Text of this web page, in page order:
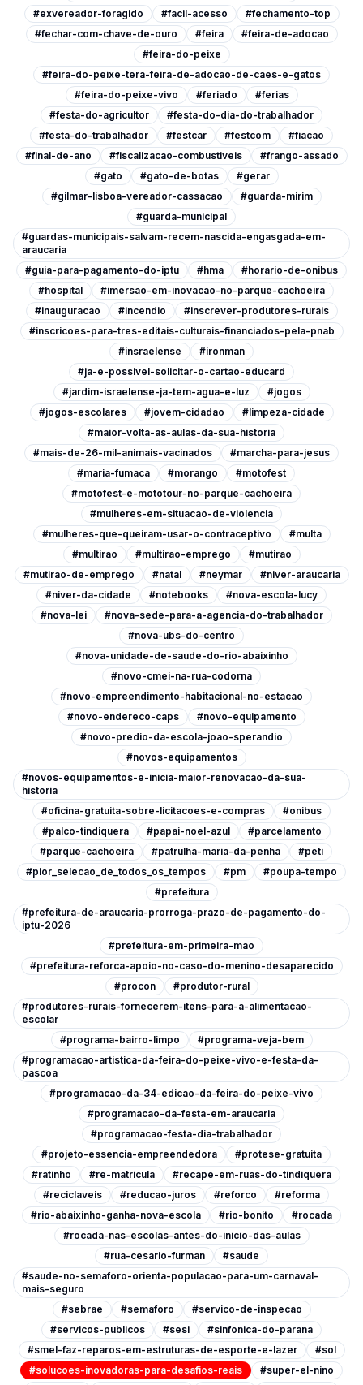
#exvereador-foragido
#facil-acesso
#fechamento-top
#fechar-com-chave-de-ouro
#feira
#feira-de-adocao
#feira-do-peixe
#feira-do-peixe-tera-feira-de-adocao-de-caes-e-gatos
#feira-do-peixe-vivo
#feriado
#ferias
#festa-do-agricultor
#festa-do-dia-do-trabalhador
#festa-do-trabalhador
#festcar #festcom
#fiacao
#final-de-ano
#fiscalizacao-combustiveis
#frango-assado
#gato
#gato-de-botas
#gerar
#gilmar-lisboa-vereador-cassacao
#guarda-mirim
#guarda-municipal
#guardas-municipais-salvam-recem-nascida-engasgada-em-
araucaria
#guia-para-pagamento-do-iptu
#hma
#horario-de-onibus
#hospital
#imersao-em-inovacao-no-parque-cachoeira
#inauguracao
#incendio
#inscrever-produtores-rurais
#inscricoes-para-tres-editais-culturais-financiados-pela-pnab
#insraelense
#ironman
#ja-e-possivel-solicitar-o-cartao-educard
#jardim-israelense-ja-tem-agua-e-luz
#jogos
#jogos-escolares
#jovem-cidadao
#limpeza-cidade
#maior-volta-as-aulas-da-sua-historia
#mais-de-26-mil-animais-vacinados
#marcha-para-jesus
#maria-fumaca
#morango
#motofest
#motofest-e-mototour-no-parque-cachoeira
#mulheres-em-situacao-de-violencia
#mulheres-que-queiram-usar-o-contraceptivo
#multa
#multirao
#multirao-emprego
#mutirao
#mutirao-de-emprego
#natal #neymar
#niver-araucaria
#niver-da-cidade
#notebooks
#nova-escola-lucy
#nova-lei
#nova-sede-para-a-agencia-do-trabalhador
#nova-ubs-do-centro
#nova-unidade-de-saude-do-rio-abaixinho
#novo-cmei-na-rua-codorna
#novo-empreendimento-habitacional-no-estacao
#novo-endereco-caps
#novo-equipamento
#novo-predio-da-escola-joao-sperandio
#novos-equipamentos
#novos-equipamentos-e-inicia-maior-renovacao-da-sua-
historia
#oficina-gratuita-sobre-licitacoes-e-compras
#onibus
#palco-tindiquera
#papai-noel-azul
#parcelamento
#parque-cachoeira
#patrulha-maria-da-penha
#peti
#pior_selecao_de_todos_os_tempos
#pm
#poupa-tempo
#prefeitura
#prefeitura-de-araucaria-prorroga-prazo-de-pagamento-do-
iptu-2026
#prefeitura-em-primeira-mao
#prefeitura-reforca-apoio-no-caso-do-menino-desaparecido
#procon
#produtor-rural
#produtores-rurais-fornecerem-itens-para-a-alimentacao-
escolar
#programa-bairro-limpo
#programa-veja-bem
#programacao-artistica-da-feira-do-peixe-vivo-e-festa-da-
pascoa
#programacao-da-34-edicao-da-feira-do-peixe-vivo
#programacao-da-festa-em-araucaria
#programacao-festa-dia-trabalhador
#projeto-essencia-empreendedora
#protese-gratuita
#ratinho
#re-matricula
#recape-em-ruas-do-tindiquera
#reciclaveis
#reducao-juros #reforco
#reforma
#rio-abaixinho-ganha-nova-escola
#rio-bonito
#rocada
#rocada-nas-escolas-antes-do-inicio-das-aulas
#rua-cesario-furman
#saude
#saude-no-semaforo-orienta-populacao-para-um-carnaval-
mais-seguro
#sebrae
#semaforo
#servico-de-inspecao
#servicos-publicos
#sesi
#sinfonica-do-parana
#smel-faz-reparos-em-estruturas-de-esporte-e-lazer
#sol
#solucoes-inovadoras-para-desafios-reais
#super-el-nino